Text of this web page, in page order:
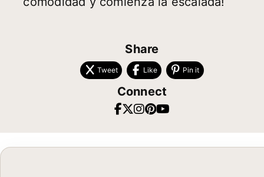
Share
Tweet Like Pin it
Connect